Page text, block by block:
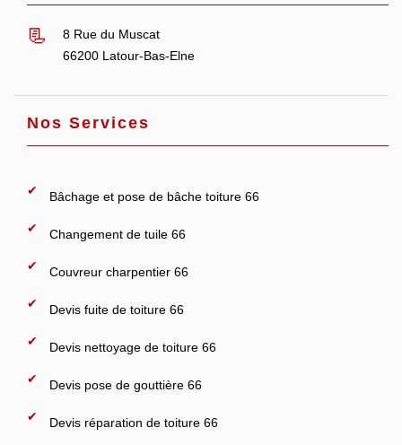
8 Rue du Muscat
66200 Latour-Bas-Elne
Nos Services
Bâchage et pose de bâche toiture 66
Changement de tuile 66
Couvreur charpentier 66
Devis fuite de toiture 66
Devis nettoyage de toiture 66
Devis pose de gouttière 66
Devis réparation de toiture 66